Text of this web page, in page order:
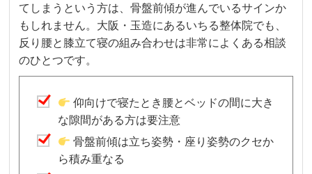
てしまうという方は、骨盤前傾が進んでいるサインか
もしれません。大阪・玉造にあるいちる整体院でも、
反り腰と膝立て寝の組み合わせは非常によくある相談
のひとつです。
仰向けで寝たとき腰とベッドの間に大き
な隙間がある方は要注意
骨盤前傾は立ち姿勢・座り姿勢のクセか
ら積み重なる